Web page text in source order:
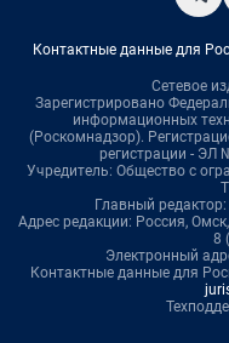
Контактные данные для
Сетевое
Зарегистрировано
информационных
(Роскомнадзор).
регистрации - ЭЛ
Учредитель: Общество с
Главный
Адрес редакции: Россия,
8
Электронный
Контактные данные для